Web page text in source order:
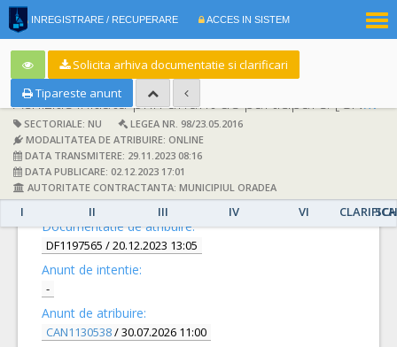
INREGISTRARE / RECUPERARE ACCES IN SISTEM
Solicita arhiva documentatie si clarificari
Tipareste anunt
Achizitie initiata prin anunt de participare:[CN1062283] -
SECTORIALE: NU
LEGEA NR. 98/23.05.2016
MODALITATEA DE ATRIBUIRE: ONLINE
DATA TRANSMITERE: 29.11.2023 08:16
DATA PUBLICARE: 02.12.2023 17:01
AUTORITATE CONTRACTANTA: MUNICIPIUL ORADEA
I II III IV VI
DETALII
Documentatie de atribuire:
DF1197565 / 20.12.2023 13:05
Anunt de intentie:
-
Anunt de atribuire:
CAN1130538/ 30.07.2026 11:00